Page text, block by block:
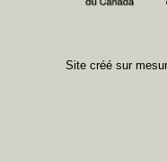
Site créé sur